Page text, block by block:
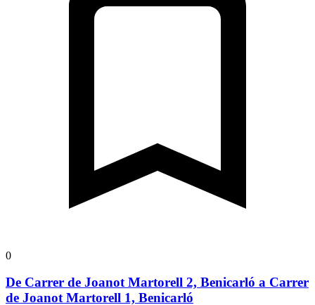
0
De Carrer de Joanot Martorell 2, Benicarló a Carrer
de Joanot Martorell 1, Benicarló